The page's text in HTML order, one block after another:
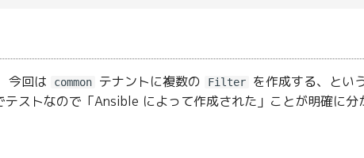
今回は common テナントに複数の Filter を作成する、とい
ストなので「Ansible によって作成された」ことが明確に分